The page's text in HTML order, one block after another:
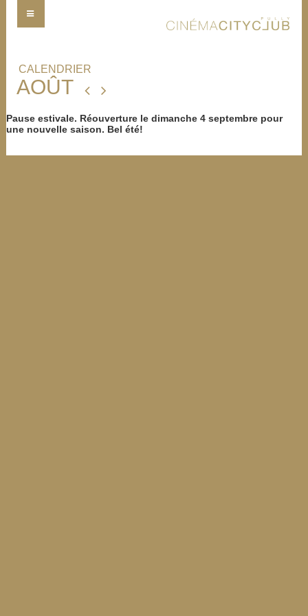
AOÛT
Pause estivale. Réouverture le dimanche 4 septembre pour
une nouvelle saison. Bel été!
CALENDRIER